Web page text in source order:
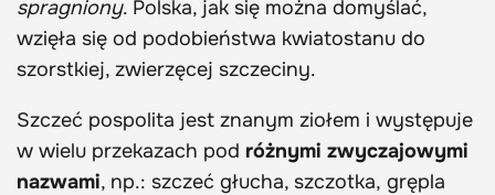
spragniony. Polska, jak się można domyślać,
wzięła się od podobieństwa kwiatostanu do
szorstkiej, zwierzęcej szczeciny.
Szczeć pospolita jest znanym ziołem i występuje
w wielu przekazach pod różnymi zwyczajowymi
nazwami, np.: szczeć głucha, szczotka, grępla